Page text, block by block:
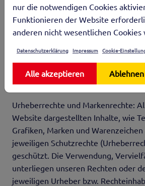
Links auf fremde Webseiten: Die
Webseiten, auf die wir direkt oder
liegen außerhalb unseres
wir machen sie uns nicht zu Eigen.
Webseiten aufrufbaren
übernehmen wir keine
Urheberrechte und Markenrechte:
Website dargestellten Inhalte, wie
Grafiken, Marken und
jeweiligen Schutzrechte
geschützt. Die Verwendung,
unterliegen unseren Rechten oder
jeweiligen Urheber bzw.
nur die notwendigen Cookies
Funktionieren der Website
anderen nicht wesentlichen
Datenschutzerklärung Impressum Cookie-
Alle akzeptieren Ablehnen